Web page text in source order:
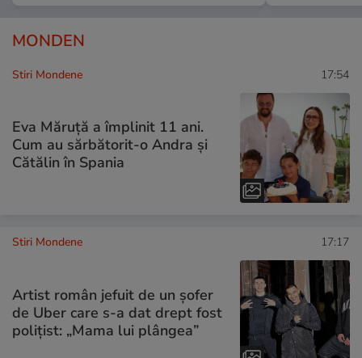
MONDEN
Stiri Mondene 17:54
Eva Măruță a împlinit 11 ani.
Cum au sărbătorit-o Andra și
Cătălin în Spania
Stiri Mondene 17:17
Artist român jefuit de un șofer
de Uber care s-a dat drept fost
polițist: „Mama lui plângea”